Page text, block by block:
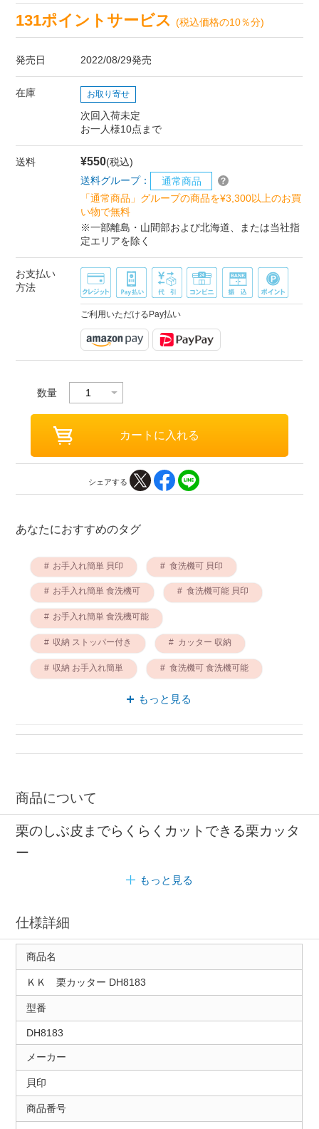
131ポイントサービス(税込価格の10％分)
発売日 2022/08/29発売
在庫 お取り寄せ
次回入荷未定
お一人様10点まで
送料 ¥550(税込)
送料グループ：
通常商品
「通常商品」グループの商品を¥3,300以上のお買
い物で無料
※一部離島・山間部および北海道、または当社指
定エリアを除く
お支払い
方法
ご利用いただけるPay払い
数量
シェアする
あなたにおすすめのタグ
お手入れ簡単 貝印 食洗機可 貝印
お手入れ簡単 食洗機可 食洗機可能 貝印
お手入れ簡単 食洗機可能
収納 ストッパー付き カッター 収納
収納 お手入れ簡単 食洗機可 食洗機可能
もっと見る
商品について
栗のしぶ皮までらくらくカットできる栗カッタ
ー
もっと見る
仕様詳細
商品名
ＫＫ 栗カッター DH8183
型番
DH8183
メーカー
貝印
商品番号